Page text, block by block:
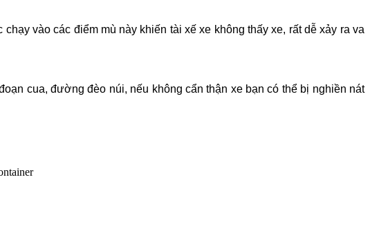
vào các điểm mù này khiến tài xế xe không thấy xe, rất dễ xảy ra va
cua, đường đèo núi, nếu không cẩn thận xe bạn có thể bị nghiền nát